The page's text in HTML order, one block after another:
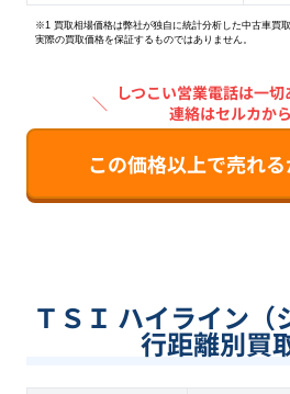
※1 買取相場価格は弊社が独自に統計分析した中古車買
実際の買取価格を保証するものではありません。
＼ しつこい営業電話は一切
連絡はセルカか
この価格以上で売れ
ＴＳＩ ハイライン（
行距離別買